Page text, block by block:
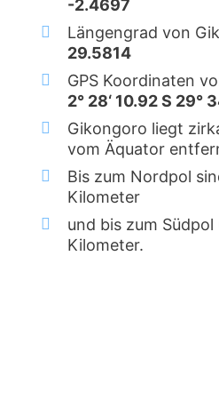
-2.4697
Längengrad von
29.5814
GPS Koordinaten
2° 28‘ 10.92 S 29°
Gikongoro liegt
vom Äquator
Bis zum Nordpol
Kilometer
und bis zum
Kilometer.